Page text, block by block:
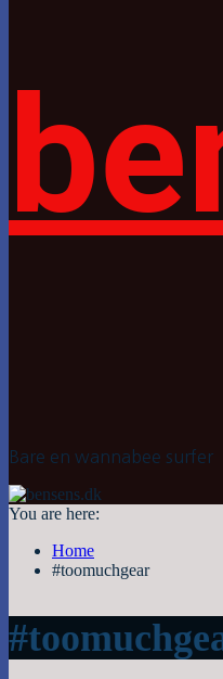
Bare en wannabee surfer
You are here:
Home
#toomuchgear